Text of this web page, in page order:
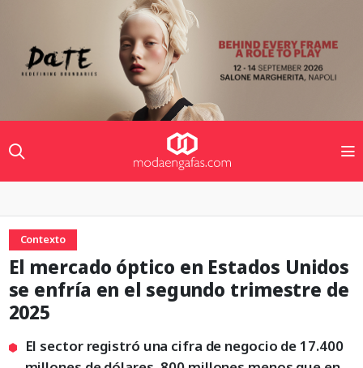
Contexto
El mercado óptico en Estados Unidos
se enfría en el segundo trimestre de
2025
El sector registró una cifra de negocio de 17.400